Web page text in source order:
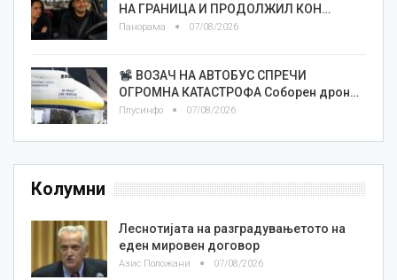
НА ГРАНИЦА И ПРОДОЛЖИЛ КОН…
Панорама 07/08/2026
ВОЗАЧ НА АВТОБУС СПРЕЧИ
ОГРОМНА КАТАСТРОФА Соборен дрон…
Плусинфо 07/08/2026
Колумни
Леснотијата на разградувањетото на
еден мировен договор
Азис Положани 07/08/2026